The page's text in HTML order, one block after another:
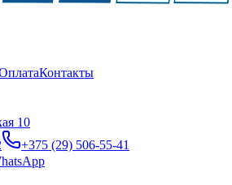
Контакты
10
+375 (29) 506-55-41